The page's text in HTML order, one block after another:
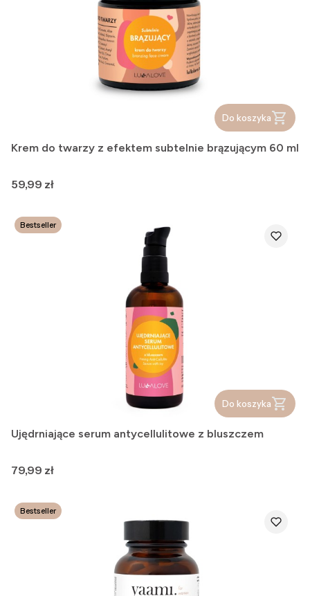
Do koszyka
Krem do twarzy z efektem subtelnie brązującym 60 ml
Cena
59,99 zł
Bestseller
Do koszyka
Ujędrniające serum antycellulitowe z bluszczem
Cena
79,99 zł
Bestseller